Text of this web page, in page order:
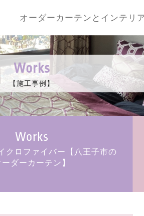
オーダーカーテンとインテリ
Works
【施工事例】
Works
クロファイバー【八王子市の
ーダーカーテン】